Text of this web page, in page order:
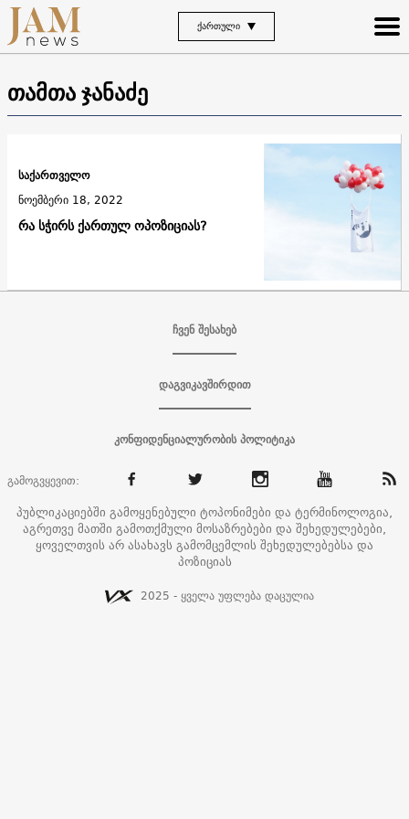
ᲥᲐᲠᲗᲣᲚᲘ
თამთა ჯანაძე
რა სჭირს ქართულ ოპოზიციას?
საქართველო
ნოემბერი 18, 2022
ჩვენ შესახებ
დაგვიკავშირდით
კონფიდენციალურობის პოლიტიკა
გამოგვყევით:
პუბლიკაციებში გამოყენებული ტოპონიმები და ტერმინოლოგია,
აგრეთვე მათში გამოთქმული მოსაზრებები და შეხედულებები,
ყოველთვის არ ასახავს გამომცემლის შეხედულებებსა და
პოზიციას
2025 - ყველა უფლება დაცულია